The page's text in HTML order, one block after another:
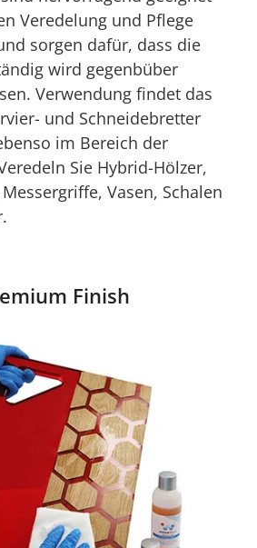
Veredelung und Pflege
sorgen dafür, dass die
wird gegenbüber
Verwendung findet das
und Schneidebretter
im Bereich der
Sie Hybrid-Hölzer,
Vasen, Schalen
Finish